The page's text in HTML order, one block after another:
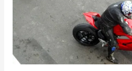
Ducati
Panigale
V4
et